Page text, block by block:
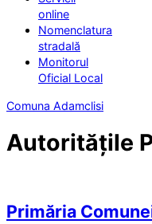
online
Nomenclatura
stradală
Monitorul
Oficial Local
Comuna Adamclisi
Autoritățile
Primăria